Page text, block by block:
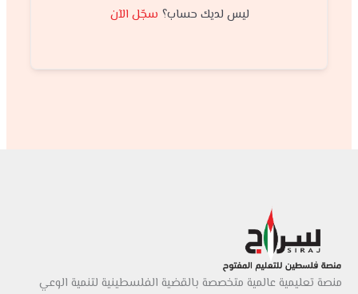
ليس لديك حساب؟ سجّل الآن
منصة تعليمية عالمية متخصصة بالقضية الفلسطينية لتنمية الوعي